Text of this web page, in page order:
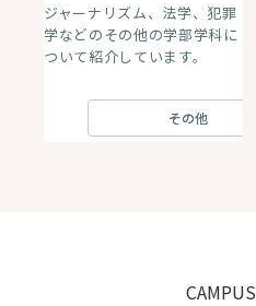
ジャーナリズム、法学、犯罪
学などのその他の学部学科に
ついて紹介しています。
その他
CAMPUS